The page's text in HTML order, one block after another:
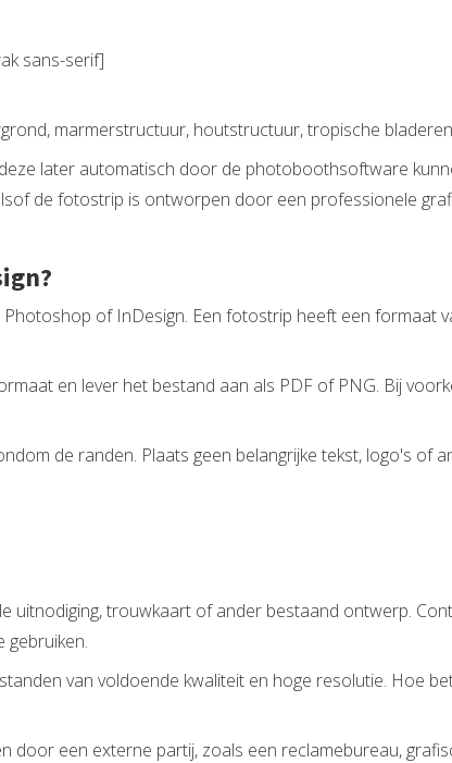
sans-serif]
marmerstructuur, houtstructuur, tropische
later automatisch door de photoboothsoftware
de fotostrip is ontworpen door een professionele
of InDesign. Een fotostrip heeft een formaat
en lever het bestand aan als PDF of PNG. Bij
de randen. Plaats geen belangrijke tekst, logo's of
uitnodiging, trouwkaart of ander bestaand ontwerp.
van voldoende kwaliteit en hoge resolutie. Hoe
door een externe partij, zoals een reclamebureau,